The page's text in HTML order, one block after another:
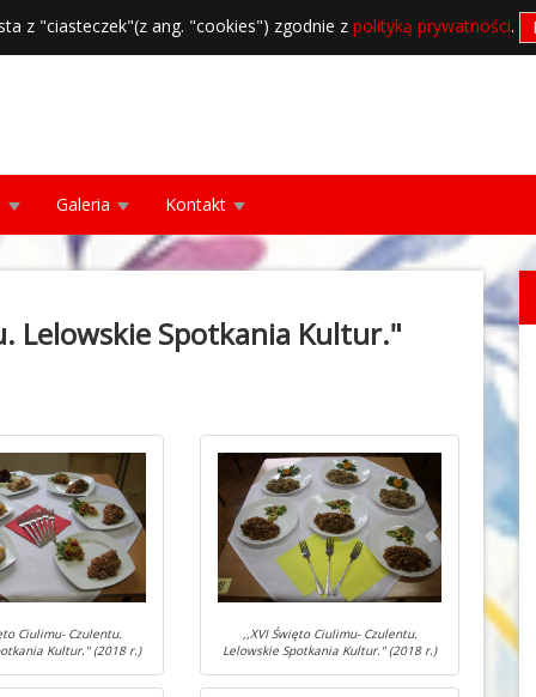
z "ciasteczek"(z ang. "cookies") zgodnie z polityką prywatności.
Galeria Kontakt
Lelowskie Spotkania Kultur."
Ciulimu- Czulentu.
Kultur." (2018 r.)
,,XVI Święto Ciulimu- Czulentu.
Lelowskie Spotkania Kultur." (2018 r.)